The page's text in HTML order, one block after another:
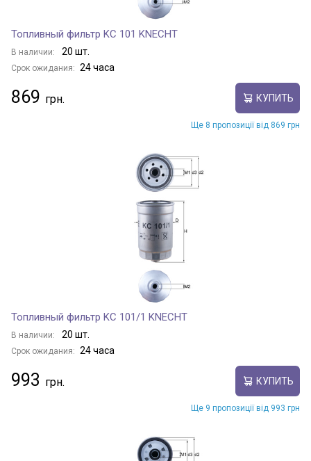
Топливный фильтр KC 101 KNECHT
В наличии: 20 шт.
Срок ожидания: 24 часа
869 КУПИТЬ
Ще 8 пропозиції від 869 грн
Топливный фильтр KC 101/1 KNECHT
В наличии: 20 шт.
Срок ожидания: 24 часа
993 КУПИТЬ
Ще 9 пропозиції від 993 грн